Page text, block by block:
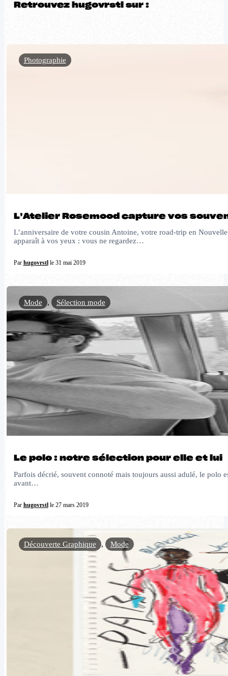
Retrouvez hugovrstl sur :
L’Atelier Rosemood capture vos
L’anniversaire de votre cousin Antoine, votre road-trip en
apparaît à vos yeux : vous ne regardez…
Par hugovrstlle 31 mai 2019
Photographie
Le polo : notre sélection pour elle et lui
Parfois décrié, souvent connoté mais toujours aussi adulé, le polo
avant…
Par hugovrstlle 27 mars 2019
Mode , Sélection mode
Découverte Graphique , Mode